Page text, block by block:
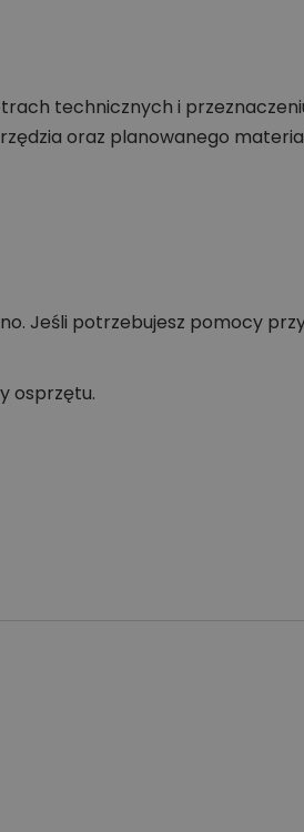
technicznych i
oraz planowanego
Jeśli potrzebujesz pomocy
osprzętu.